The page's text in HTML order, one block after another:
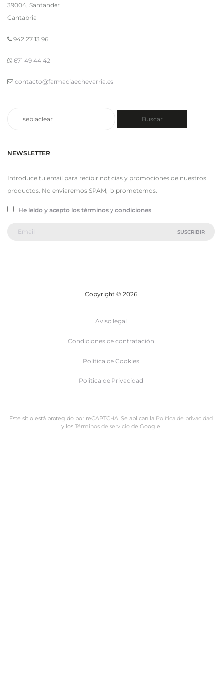
39004, Santander
Cantabria
942 27 13 96
671 49 44 42
contacto@farmaciaechevarria.es
Buscar
NEWSLETTER
Introduce tu email para recibir noticias y promociones de nuestros
productos. No enviaremos SPAM, lo prometemos.
He leído y acepto los términos y condiciones
Copyright © 2026
Aviso legal
Condiciones de contratación
Política de Cookies
Politica de Privacidad
Este sitio está protegido por reCAPTCHA. Se aplican la Política de privacidad
y los Términos de serviciode Google.